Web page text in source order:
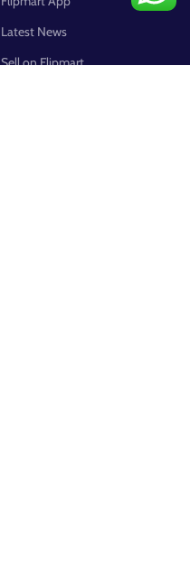
Latest News
Sell on Flipmart